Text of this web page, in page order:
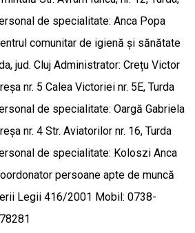
de specialitate: Anca Popa
comunitar de igienă și sănătate
jud. Cluj Administrator: Crețu Victor
nr. 5 Calea Victoriei nr. 5E, Turda
de specialitate: Oargă Gabriela
nr. 4 Str. Aviatorilor nr. 16, Turda
de specialitate: Koloszi Anca
persoane apte de muncă
Legii 416/2001 Mobil: 0738-